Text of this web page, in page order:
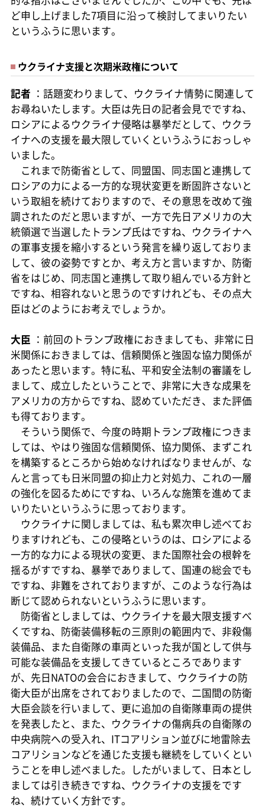
ど申し上げました7項目に沿って検討してまいりたい
というふうに思います。
ウクライナ支援と次期米政権について
記者 ：話題変わりまして、ウクライナ情勢に関連して
お尋ねいたします。大臣は先日の記者会見でですね、
ロシアによるウクライナ侵略は暴挙だとして、ウクラ
イナへの支援を最大限していくというふうにおっしゃ
いました。
これまで防衛省として、同盟国、同志国と連携して
ロシアの力による一方的な現状変更を断固許さないと
いう取組を続けておりますので、その意思を改めて強
調されたのだと思いますが、一方で先日アメリカの大
統領選で当選したトランプ氏はですね、ウクライナへ
の軍事支援を縮小するという発言を繰り返しておりま
して、彼の姿勢ですとか、考え方と言いますか、防衛
省をはじめ、同志国と連携して取り組んでいる方針と
ですね、相容れないと思うのですけれども、その点大
臣はどのようにお考えでしょうか。
大臣 ：前回のトランプ政権におきましても、非常に日
米関係におきましては、信頼関係と強固な協力関係が
あったと思います。特に私、平和安全法制の審議をし
まして、成立したということで、非常に大きな成果を
アメリカの方からですね、認めていただき、また評価
も得ております。
そういう関係で、今度の時期トランプ政権につきま
しては、やはり強固な信頼関係、協力関係、まずこれ
を構築するところから始めなければなりませんが、な
んと言っても日米同盟の抑止力と対処力、これの一層
の強化を図るためにですね、いろんな施策を進めてま
いりたいというふうに思っております。
ウクライナに関しましては、私も累次申し述べてお
りますけれども、この侵略というのは、ロシアによる
一方的な力による現状の変更、また国際社会の根幹を
揺るがすですね、暴挙でありまして、国連の総会でも
ですね、非難をされておりますが、このような行為は
断じて認められないというふうに思います。
防衛省としましては、ウクライナを最大限支援すべ
くですね、防衛装備移転の三原則の範囲内で、非殺傷
装備品、また自衛隊の車両といった我が国として供与
可能な装備品を支援してきているところであります
が、先日NATOの会合におきまして、ウクライナの防
衛大臣が出席をされておりましたので、二国間の防衛
大臣会談を行いまして、更に追加の自衛隊車両の提供
を発表したと、また、ウクライナの傷病兵の自衛隊の
中央病院への受入れ、ITコアリション並びに地雷除去
コアリションなどを通じた支援も継続をしていくとい
うことを申し述べました。したがいまして、日本とし
ましては引き続きですね、ウクライナの支援をです
ね、続けていく方針です。